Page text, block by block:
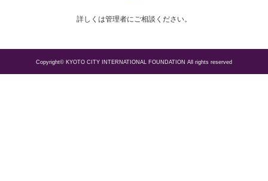
詳しくは管理者にご相談ください。
Copyright© KYOTO CITY INTERNATIONAL FOUNDATION All rights reserved